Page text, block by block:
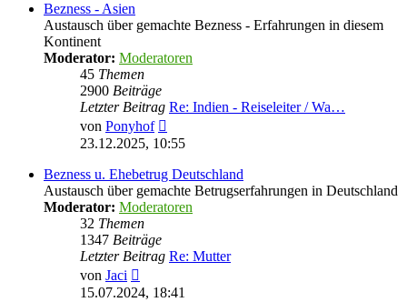
Bezness - Asien
Austausch über gemachte Bezness - Erfahrungen in diesem
Kontinent
Moderator: Moderatoren
45 Themen
2900 Beiträge
Letzter Beitrag Re: Indien - Reiseleiter / Wa…
von Ponyhof
Beitrag
23.12.2025, 10:55
Bezness u. Ehebetrug Deutschland
Austausch über gemachte Betrugserfahrungen in Deutschland
Moderator: Moderatoren
32 Themen
1347 Beiträge
Letzter Beitrag Re: Mutter
von Jaci
Beitrag
15.07.2024, 18:41